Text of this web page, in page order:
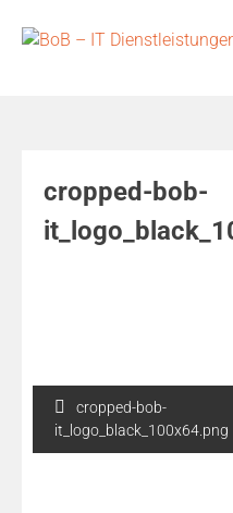
cropped-bob-
Beitragsnavigation
cropped-bob-
it_logo_black_100x64.png